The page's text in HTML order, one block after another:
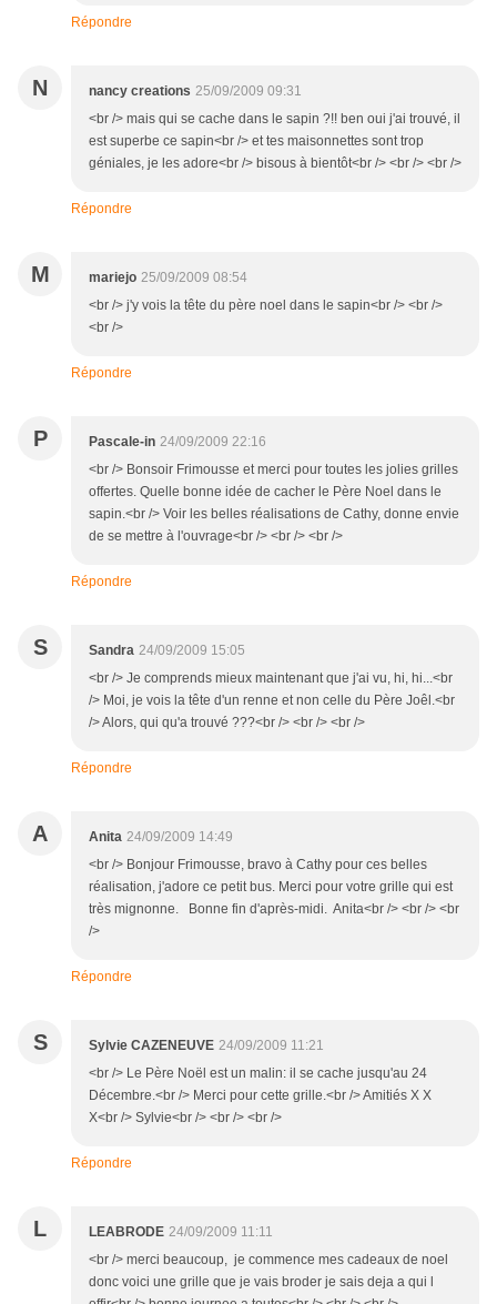
Répondre
N nancy creations 25/09/2009 09:31
<br /> mais qui se cache dans le sapin ?!! ben oui j'ai trouvé, il
est superbe ce sapin<br /> et tes maisonnettes sont trop
géniales, je les adore<br /> bisous à bientôt<br /> <br /> <br />
Répondre
M mariejo 25/09/2009 08:54
<br /> j'y vois la tête du père noel dans le sapin<br /> <br />
<br />
Répondre
P Pascale-in 24/09/2009 22:16
<br /> Bonsoir Frimousse et merci pour toutes les jolies grilles
offertes. Quelle bonne idée de cacher le Père Noel dans le
sapin.<br /> Voir les belles réalisations de Cathy, donne envie
de se mettre à l'ouvrage<br /> <br /> <br />
Répondre
S Sandra 24/09/2009 15:05
<br /> Je comprends mieux maintenant que j'ai vu, hi, hi...<br
/> Moi, je vois la tête d'un renne et non celle du Père Joêl.<br
/> Alors, qui qu'a trouvé ???<br /> <br /> <br />
Répondre
A Anita 24/09/2009 14:49
<br /> Bonjour Frimousse, bravo à Cathy pour ces belles
réalisation, j'adore ce petit bus. Merci pour votre grille qui est
très mignonne. Bonne fin d'après-midi. Anita<br /> <br /> <br
/>
Répondre
S Sylvie CAZENEUVE 24/09/2009 11:21
<br /> Le Père Noël est un malin: il se cache jusqu'au 24
Décembre.<br /> Merci pour cette grille.<br /> Amitiés X X
X<br /> Sylvie<br /> <br /> <br />
Répondre
L LEABRODE 24/09/2009 11:11
<br /> merci beaucoup, je commence mes cadeaux de noel
donc voici une grille que je vais broder je sais deja a qui l